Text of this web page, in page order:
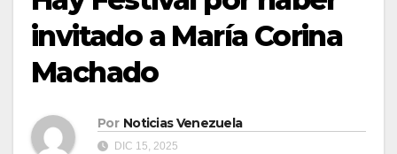
invitado a María Corina
Machado
Por Noticias Venezuela
DIC 15, 2025